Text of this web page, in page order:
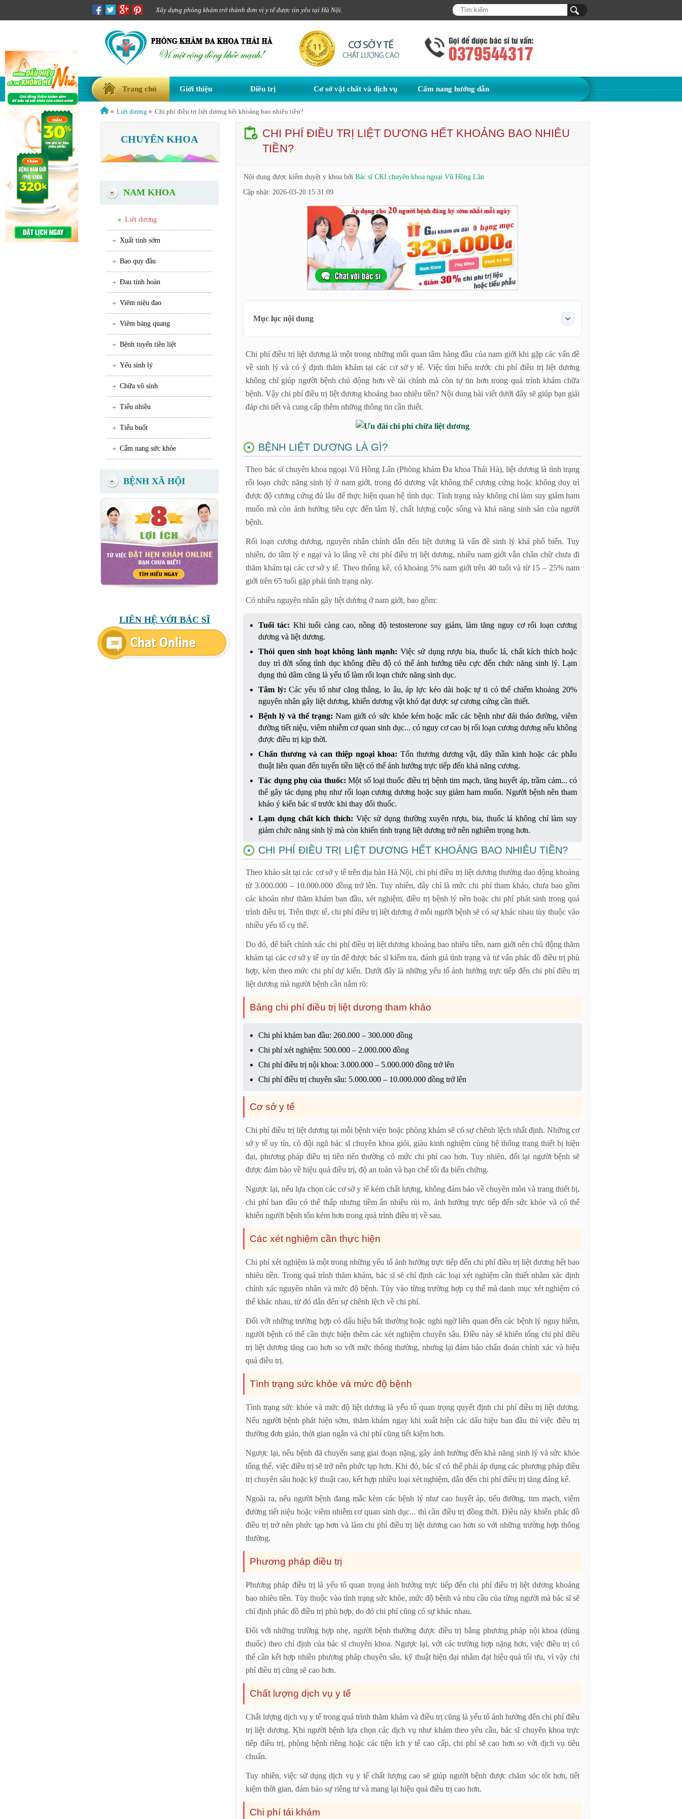
Xây dựng phòng khám trở thành đơn vị y tế được tin yêu tại Hà Nội.
Trang chủ Giới thiệu Điều trị Cơ sở vật chất và dịch vụ Cẩm nang hướng dẫn
Liệt dương Chi phí điều trị liệt dương hết khoảng bao nhiêu tiền?
CHUYÊN KHOA
NAM KHOA
Liệt dương
Xuất tinh sớm
Bao quy đầu
Đau tinh hoàn
Viêm niệu đạo
Viêm bàng quang
Bệnh tuyến tiền liệt
Yếu sinh lý
Chữa vô sinh
Tiểu nhiều
Tiểu buốt
Cẩm nang sức khỏe
BỆNH XÃ HỘI
LIÊN HỆ VỚI BÁC SĨ
CHI PHÍ ĐIỀU TRỊ LIỆT DƯƠNG HẾT KHOẢNG BAO NHIÊU
TIỀN?
Nội dung được kiểm duyệt y khoa bởiBác sĩ CKI chuyên khoa ngoại Vũ Hồng Lân
Cập nhật: 2026-03-20 15:31:09
Mục lục nội dung
Chi phí điều trị liệt dương hết khoảng bao nhiêu tiền?
Bảng chi phí điều trị liệt dương tham khảo
Cơ sở y tế
Các xét nghiệm cần thực hiện
Tình trạng sức khỏe và mức độ bệnh
Chất lượng dịch vụ y tế
Chi phí tái khám
Thăm khám và điều trị liệt dương ở đâu uy tín tại Hà Nội?
Câu hỏi thường gặp về bệnh liệt dương và chi phí điều trị
Chi phí điều trị liệt dương là một trong những mối quan tâm hàng đầu của nam giới khi gặp các vấn đề
về sinh lý và có ý định thăm khám tại các cơ sở y tế. Việc tìm hiểu trước chi phí điều trị liệt dương
không chỉ giúp người bệnh chủ động hơn về tài chính mà còn tự tin hơn trong quá trình khám chữa
bệnh. Vậy chi phí điều trị liệt dương khoảng bao nhiêu tiền? Nội dung bài viết dưới đây sẽ giúp bạn giải
đáp chi tiết và cung cấp thêm những thông tin cần thiết.
BỆNH LIỆT DƯƠNG LÀ GÌ?
Theo bác sĩ chuyên khoa ngoại Vũ Hồng Lân (Phòng khám Đa khoa Thái Hà), liệt dương là tình trạng
rối loạn chức năng sinh lý ở nam giới, trong đó dương vật không thể cương cứng hoặc không duy trì
được độ cương cứng đủ lâu để thực hiện quan hệ tình dục. Tình trạng này không chỉ làm suy giảm ham
muốn mà còn ảnh hưởng tiêu cực đến tâm lý, chất lượng cuộc sống và khả năng sinh sản của người
bệnh.
Rối loạn cương dương, nguyên nhân chính dẫn đến liệt dương là vấn đề sinh lý khá phổ biến. Tuy
nhiên, do tâm lý e ngại và lo lắng về chi phí điều trị liệt dương, nhiều nam giới vẫn chần chừ chưa đi
thăm khám tại các cơ sở y tế. Theo thống kê, có khoảng 5% nam giới trên 40 tuổi và từ 15 – 25% nam
giới trên 65 tuổi gặp phải tình trạng này.
Có nhiều nguyên nhân gây liệt dương ở nam giới, bao gồm:
Tuổi tác: Khi tuổi càng cao, nồng độ testosterone suy giảm, làm tăng nguy cơ rối loạn cương
dương và liệt dương.
Thói quen sinh hoạt không lành mạnh: Việc sử dụng rượu bia, thuốc lá, chất kích thích hoặc
duy trì đời sống tình dục không điều độ có thể ảnh hưởng tiêu cực đến chức năng sinh lý. Lạm
dụng thủ dâm cũng là yếu tố làm rối loạn chức năng sinh dục.
Tâm lý: Các yếu tố như căng thẳng, lo âu, áp lực kéo dài hoặc tự ti có thể chiếm khoảng 20%
nguyên nhân gây liệt dương, khiến dương vật khó đạt được sự cương cứng cần thiết.
Bệnh lý và thể trạng: Nam giới có sức khỏe kém hoặc mắc các bệnh như đái tháo đường, viêm
đường tiết niệu, viêm nhiễm cơ quan sinh dục... có nguy cơ cao bị rối loạn cương dương nếu không
được điều trị kịp thời.
Chấn thương và can thiệp ngoại khoa: Tổn thương dương vật, dây thần kinh hoặc các phẫu
thuật liên quan đến tuyến tiền liệt có thể ảnh hưởng trực tiếp đến khả năng cương.
Tác dụng phụ của thuốc: Một số loại thuốc điều trị bệnh tim mạch, tăng huyết áp, trầm cảm... có
thể gây tác dụng phụ như rối loạn cương dương hoặc suy giảm ham muốn. Người bệnh nên tham
khảo ý kiến bác sĩ trước khi thay đổi thuốc.
Lạm dụng chất kích thích: Việc sử dụng thường xuyên rượu, bia, thuốc lá không chỉ làm suy
giảm chức năng sinh lý mà còn khiến tình trạng liệt dương trở nên nghiêm trọng hơn.
CHI PHÍ ĐIỀU TRỊ LIỆT DƯƠNG HẾT KHOẢNG BAO NHIÊU TIỀN?
Theo khảo sát tại các cơ sở y tế trên địa bàn Hà Nội, chi phí điều trị liệt dương thường dao động khoảng
từ 3.000.000 – 10.000.000 đồng trở lên. Tuy nhiên, đây chỉ là mức chi phí tham khảo, chưa bao gồm
các khoản như thăm khám ban đầu, xét nghiệm, điều trị bệnh lý nền hoặc chi phí phát sinh trong quá
trình điều trị. Trên thực tế, chi phí điều trị liệt dương ở mỗi người bệnh sẽ có sự khác nhau tùy thuộc vào
nhiều yếu tố cụ thể.
Do đó, để biết chính xác chi phí điều trị liệt dương khoảng bao nhiêu tiền, nam giới nên chủ động thăm
khám tại các cơ sở y tế uy tín để được bác sĩ kiểm tra, đánh giá tình trạng và tư vấn phác đồ điều trị phù
hợp, kèm theo mức chi phí dự kiến. Dưới đây là những yếu tố ảnh hưởng trực tiếp đến chi phí điều trị
liệt dương mà người bệnh cần nắm rõ:
Bảng chi phí điều trị liệt dương tham khảo
Chi phí khám ban đầu: 260.000 – 300.000 đồng
Chi phí xét nghiệm: 500.000 – 2.000.000 đồng
Chi phí điều trị nội khoa: 3.000.000 – 5.000.000 đồng trở lên
Chi phí điều trị chuyên sâu: 5.000.000 – 10.000.000 đồng trở lên
Cơ sở y tế
Chi phí điều trị liệt dương tại mỗi bệnh viện hoặc phòng khám sẽ có sự chênh lệch nhất định. Những cơ
sở y tế uy tín, có đội ngũ bác sĩ chuyên khoa giỏi, giàu kinh nghiệm cùng hệ thống trang thiết bị hiện
đại, phương pháp điều trị tiên tiến thường có mức chi phí cao hơn. Tuy nhiên, đổi lại người bệnh sẽ
được đảm bảo về hiệu quả điều trị, độ an toàn và hạn chế tối đa biến chứng.
Ngược lại, nếu lựa chọn các cơ sở y tế kém chất lượng, không đảm bảo về chuyên môn và trang thiết bị,
chi phí ban đầu có thể thấp nhưng tiềm ẩn nhiều rủi ro, ảnh hưởng trực tiếp đến sức khỏe và có thể
khiến người bệnh tốn kém hơn trong quá trình điều trị về sau.
Các xét nghiệm cần thực hiện
Chi phí xét nghiệm là một trong những yếu tố ảnh hưởng trực tiếp đến chi phí điều trị liệt dương hết bao
nhiêu tiền. Trong quá trình thăm khám, bác sĩ sẽ chỉ định các loại xét nghiệm cần thiết nhằm xác định
chính xác nguyên nhân và mức độ bệnh. Tùy vào từng trường hợp cụ thể mà danh mục xét nghiệm có
thể khác nhau, từ đó dẫn đến sự chênh lệch về chi phí.
Đối với những trường hợp có dấu hiệu bất thường hoặc nghi ngờ liên quan đến các bệnh lý nguy hiểm,
người bệnh có thể cần thực hiện thêm các xét nghiệm chuyên sâu. Điều này sẽ khiến tổng chi phí điều
trị liệt dương tăng cao hơn so với mức thông thường, nhưng lại đảm bảo chẩn đoán chính xác và hiệu
quả điều trị.
Tình trạng sức khỏe và mức độ bệnh
Tình trạng sức khỏe và mức độ liệt dương là yếu tố quan trọng quyết định chi phí điều trị liệt dương.
Nếu người bệnh phát hiện sớm, thăm khám ngay khi xuất hiện các dấu hiệu ban đầu thì việc điều trị
thường đơn giản, thời gian ngắn và chi phí cũng tiết kiệm hơn.
Ngược lại, nếu bệnh đã chuyển sang giai đoạn nặng, gây ảnh hưởng đến khả năng sinh lý và sức khỏe
tổng thể, việc điều trị sẽ trở nên phức tạp hơn. Khi đó, bác sĩ có thể phải áp dụng các phương pháp điều
trị chuyên sâu hoặc kỹ thuật cao, kết hợp nhiều loại xét nghiệm, dẫn đến chi phí điều trị tăng đáng kể.
Ngoài ra, nếu người bệnh đang mắc kèm các bệnh lý như cao huyết áp, tiểu đường, tim mạch, viêm
đường tiết niệu hoặc viêm nhiễm cơ quan sinh dục... thì cần điều trị đồng thời. Điều này khiến phác đồ
điều trị trở nên phức tạp hơn và làm chi phí điều trị liệt dương cao hơn so với những trường hợp thông
thường.
Phương pháp điều trị
Phương pháp điều trị là yếu tố quan trọng ảnh hưởng trực tiếp đến chi phí điều trị liệt dương khoảng
bao nhiêu tiền. Tùy thuộc vào tình trạng sức khỏe, mức độ bệnh và nhu cầu của từng người mà bác sĩ sẽ
chỉ định phác đồ điều trị phù hợp, do đó chi phí cũng có sự khác nhau.
Đối với những trường hợp nhẹ, người bệnh thường được điều trị bằng phương pháp nội khoa (dùng
thuốc) theo chỉ định của bác sĩ chuyên khoa. Ngược lại, với các trường hợp nặng hơn, việc điều trị có
thể cần kết hợp nhiều phương pháp chuyên sâu, kỹ thuật hiện đại nhằm đạt hiệu quả tối ưu, vì vậy chi
phí điều trị cũng sẽ cao hơn.
Chất lượng dịch vụ y tế
Chất lượng dịch vụ y tế trong quá trình thăm khám và điều trị cũng là yếu tố ảnh hưởng đến chi phí điều
trị liệt dương. Khi người bệnh lựa chọn các dịch vụ như khám theo yêu cầu, bác sĩ chuyên khoa trực
tiếp điều trị, phòng bệnh riêng hoặc các tiện ích y tế cao cấp, chi phí sẽ cao hơn so với dịch vụ tiêu
chuẩn.
Tuy nhiên, việc sử dụng dịch vụ y tế chất lượng cao sẽ giúp người bệnh được chăm sóc tốt hơn, tiết
kiệm thời gian, đảm bảo sự riêng tư và mang lại hiệu quả điều trị cao hơn.
Chi phí tái khám